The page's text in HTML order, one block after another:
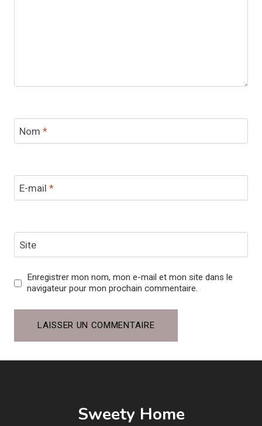
Nom *
E-mail *
Site
Enregistrer mon nom, mon e-mail et mon site dans le
navigateur pour mon prochain commentaire.
Sweety Home